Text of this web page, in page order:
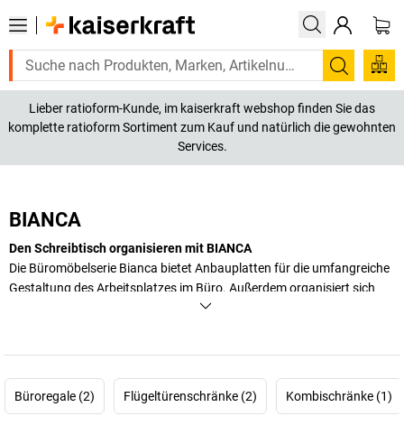
Suchen
Lieber ratioform-Kunde, im kaiserkraft webshop finden Sie das
komplette ratioform Sortiment zum Kauf und natürlich die gewohnten
Services.
BIANCA
Den Schreibtisch organisieren mit BIANCA
Die Büromöbelserie Bianca bietet Anbauplatten für die umfangreiche
Gestaltung des Arbeitsplatzes im Büro. Außerdem organisiert sich
der Stauraum mit einem Büroregalschrank leicht.
Büroregale (2) Flügeltürenschränke (2) Kombischränke (1)